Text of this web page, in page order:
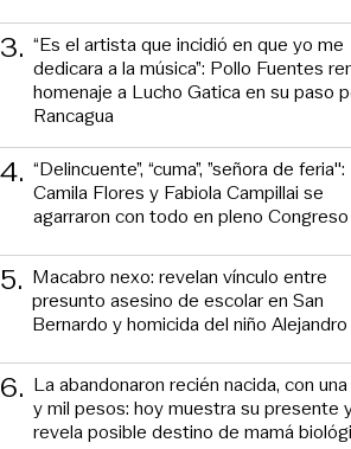
3. “Es el artista que incidió en que yo me
dedicara a la música”: Pollo Fuentes
homenaje a Lucho Gatica en su paso
Rancagua
4. “Delincuente”, “cuma”, ”señora de feria":
Camila Flores y Fabiola Campillai se
agarraron con todo en pleno Congreso
5. Macabro nexo: revelan vínculo entre
presunto asesino de escolar en San
Bernardo y homicida del niño
6. La abandonaron recién nacida, con
y mil pesos: hoy muestra su presente
revela posible destino de mamá